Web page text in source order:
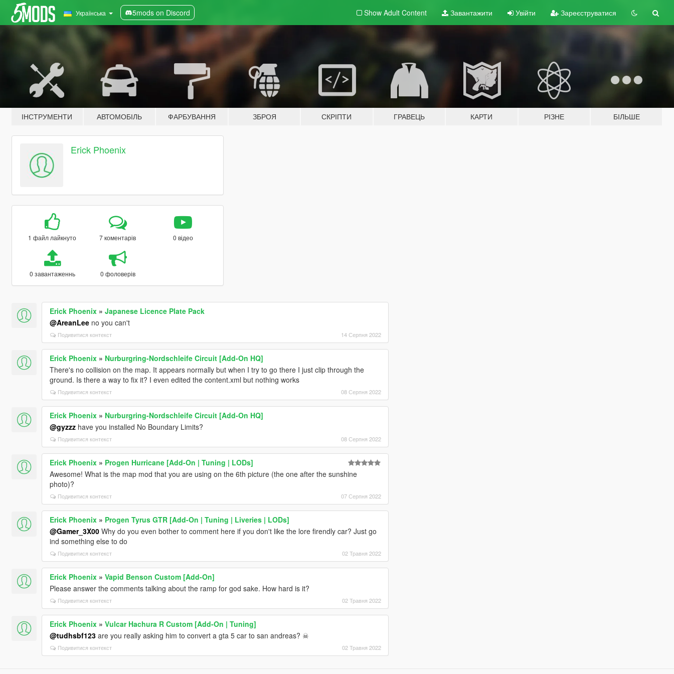
Українська 5mods on Discord Show Adult Content Завантажити Увійти Зареєструватися
ІНСТРУМЕНТИ АВТОМОБІЛЬ ФАРБУВАННЯ ЗБРОЯ СКРІПТИ ГРАВЕЦЬ КАРТИ РІЗНЕ БІЛЬШЕ
Erick Phoenix
1 файл лайкнуто 7 коментарів 0 відео
0 завантаженнь 0 фоловерів
Erick Phoenix» Japanese Licence Plate Pack
@AreanLeeno you can't
Подивитися контекст 14 Серпня 2022
Erick Phoenix» Nurburgring-Nordschleife Circuit [Add-On HQ]
There's no collision on the map. It appears normally but when I try to go there I just clip through the
ground. Is there a way to fix it? I even edited the content.xml but nothing works
Подивитися контекст 08 Серпня 2022
Erick Phoenix» Nurburgring-Nordschleife Circuit [Add-On HQ]
@gyzzzhave you installed No Boundary Limits?
Подивитися контекст 08 Серпня 2022
Erick Phoenix» Progen Hurricane [Add-On | Tuning | LODs]
Awesome! What is the map mod that you are using on the 6th picture (the one after the sunshine
photo)?
Подивитися контекст 07 Серпня 2022
Erick Phoenix» Progen Tyrus GTR [Add-On | Tuning | Liveries | LODs]
@Gamer_3X00Why do you even bother to comment here if you don't like the lore firendly car? Just go
ind something else to do
Подивитися контекст 02 Травня 2022
Erick Phoenix» Vapid Benson Custom [Add-On]
Please answer the comments talking about the ramp for god sake. How hard is it?
Подивитися контекст 02 Травня 2022
Erick Phoenix» Vulcar Hachura R Custom [Add-On | Tuning]
@tudhsbf123are you really asking him to convert a gta 5 car to san andreas? ☠
Подивитися контекст 02 Травня 2022